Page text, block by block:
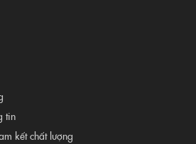
tin
kết chất lượng